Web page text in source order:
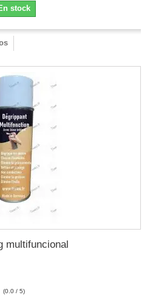
stock
multifuncional
(0.0 / 5)